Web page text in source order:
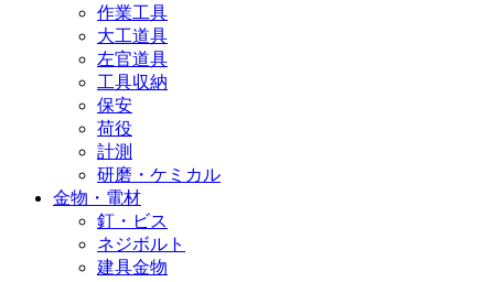
作業工具
大工道具
左官道具
工具収納
保安
荷役
計測
研磨・ケミカル
金物・電材
釘・ビス
ネジボルト
建具金物